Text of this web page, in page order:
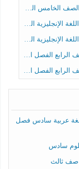
الرابع الفصل الثالث
الفصل الثالث
الفصل الثالث
عربية سادس فصل
سادس
صف ثالث